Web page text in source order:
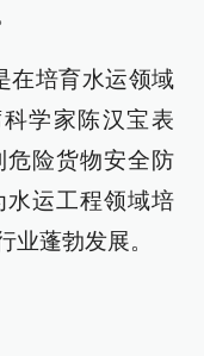
在培育水运领域
学家陈汉宝表
危险货物安全防
水运工程领域培
业蓬勃发展。